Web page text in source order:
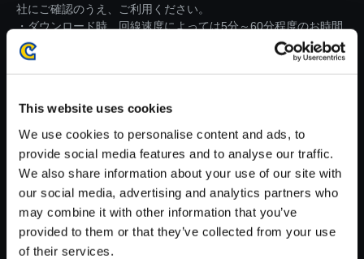
This website uses cookies
We use cookies to personalise content and ads, to
provide social media features and to analyse our traffic.
We also share information about your use of our site with
our social media, advertising and analytics partners who
may combine it with other information that you’ve
provided to them or that they’ve collected from your use
of their services.
社にご確認のうえ、ご利用ください。
・ダウンロード時、回線速度によっては5分～60分程度のお時間
がかかる場合がございます。
※ご購入いただいたファイルのダウンロードの際には、通信環境
が安定しているWifi環境でお試しください。
【単曲】モンスターハンター ス
トーリーズ オリジナル・サウン
ドトラック 戒めと解放 ～ シュ